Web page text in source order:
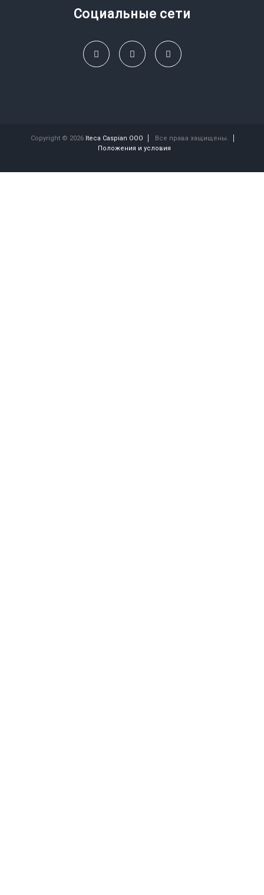
Социальные сети
Copyright © 2026 Iteca Caspian OOO
Все права защищены.
Положения и условия